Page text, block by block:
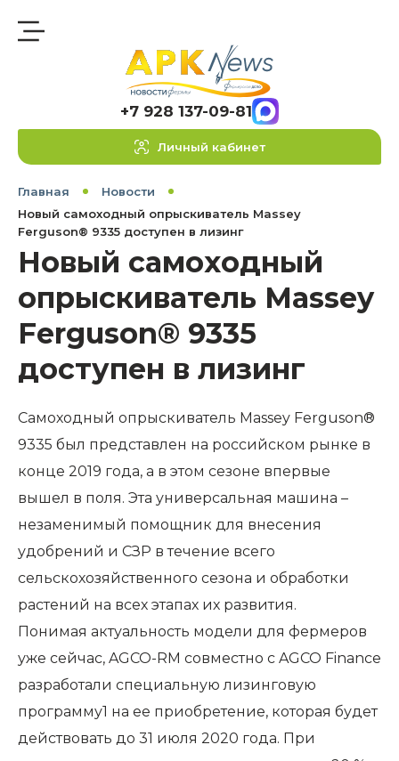
+7 928 137-09-81
Личный кабинет
Главная
Новости
Новый самоходный опрыскиватель Massey
Ferguson® 9335 доступен в лизинг
Новый самоходный
опрыскиватель Massey
Ferguson® 9335
доступен в лизинг
Самоходный опрыскиватель Massey Ferguson®
9335 был представлен на российском рынке в
конце 2019 года, а в этом сезоне впервые
вышел в поля. Эта универсальная машина –
незаменимый помощник для внесения
удобрений и СЗР в течение всего
сельскохозяйственного сезона и обработки
растений на всех этапах их развития.
Понимая актуальность модели для фермеров
уже сейчас, AGCO-RM совместно с AGCO Finance
разработали специальную лизинговую
программу1 на ее приобретение, которая будет
действовать до 31 июля 2020 года. При